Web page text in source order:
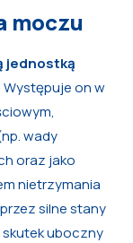
moczu
jednostką
Występuje on w
wady
oraz jako
nietrzymania
silne stany
uboczny